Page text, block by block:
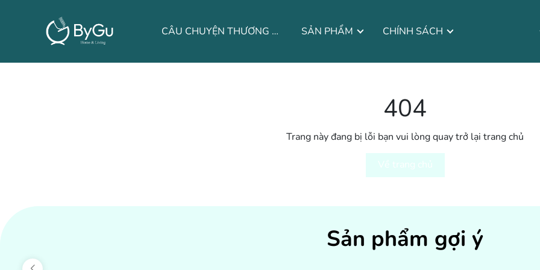
CÂU CHUYỆN THƯƠNG HIỆU SẢN PHẨM CHÍNH SÁCH
404
Trang này đang bị lỗi bạn vui lòng quay trở lại trang chủ
Về trang chủ
Sản phẩm gợi ý